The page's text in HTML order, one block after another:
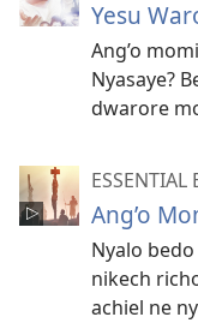
Yesu
Ang’o
Nyasaye?
dwarore
ESSENTIAL
Ang’o
Nyalo
nikech
achiel ne